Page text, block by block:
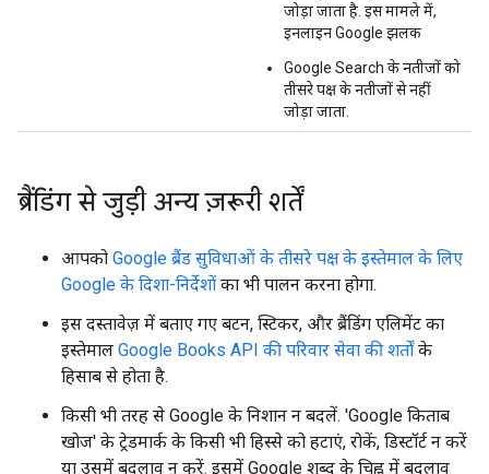
जोड़ा जाता है. इस मामले में,
इनलाइन Google झलक
Google Search के नतीजों को
तीसरे पक्ष के नतीजों से नहीं
जोड़ा जाता.
ब्रैंडिंग से जुड़ी अन्य ज़रूरी शर्तें
आपको Google ब्रैंड सुविधाओं के तीसरे पक्ष के इस्तेमाल के लिए
Google के दिशा-निर्देशों का भी पालन करना होगा.
इस दस्तावेज़ में बताए गए बटन, स्टिकर, और ब्रैंडिंग एलिमेंट का
इस्तेमाल Google Books API की परिवार सेवा की शर्तोंके
हिसाब से होता है.
किसी भी तरह से Google के निशान न बदलें. 'Google किताब
खोज' के ट्रेडमार्क के किसी भी हिस्से को हटाएं, रोकें, डिस्टॉर्ट न करें
या उसमें बदलाव न करें. इसमें Google शब्द के चिह्न में बदलाव